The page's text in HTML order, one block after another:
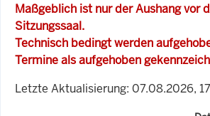
Maßgeblich ist nur der Aushang vor
Sitzungssaal.
Technisch bedingt werden
Termine als aufgehoben
Letzte Aktualisierung: 07.08.2026,